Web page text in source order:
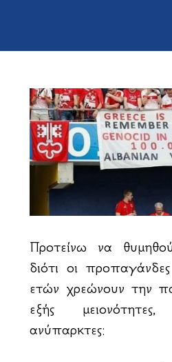
Προτείνω να
διότι οι
ετών χρεώνουν την
εξής
ανύπαρκτες: